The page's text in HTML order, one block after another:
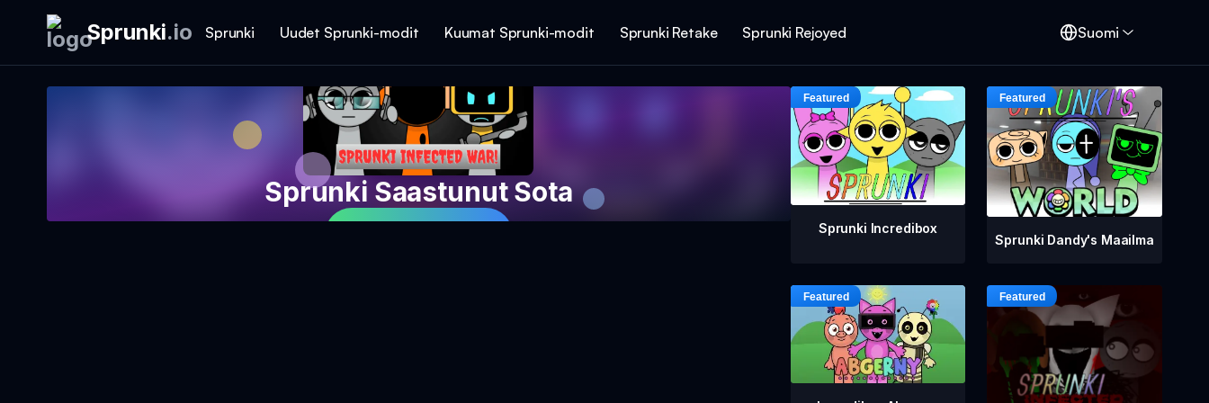
Sprunki.io Sprunki Uudet Sprunki-modit Kuumat Sprunki-modit Sprunki Retake Sprunki Rejoyed Suomi
Sprunki Saastunut Sota
Sprunki Incredibox
Sprunki Dandy's Maailma